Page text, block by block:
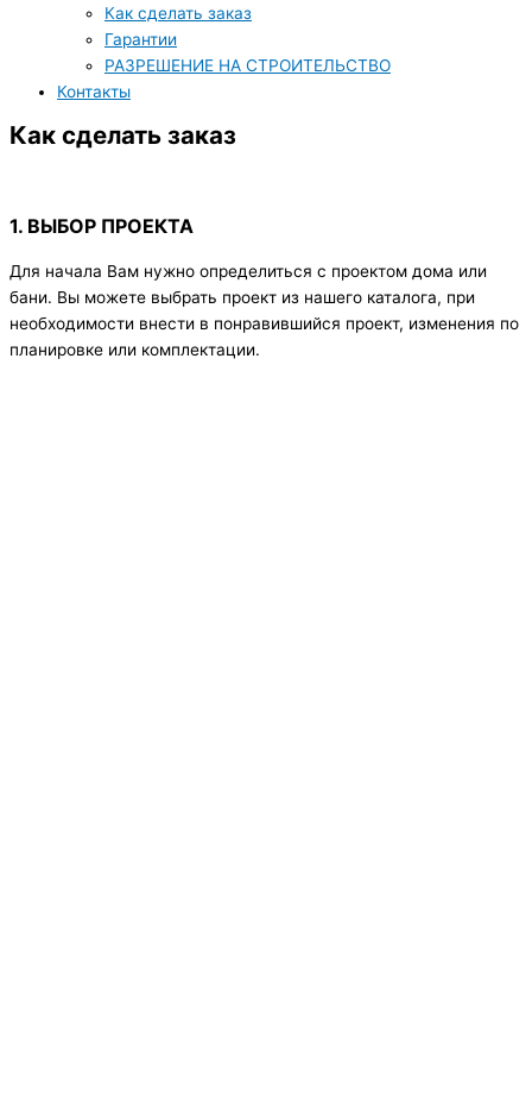
Как сделать заказ
Гарантии
РАЗРЕШЕНИЕ НА СТРОИТЕЛЬСТВО
Контакты
Как сделать заказ
1. ВЫБОР ПРОЕКТА
Для начала Вам нужно определиться с проектом дома или
бани. Вы можете выбрать проект из нашего каталога, при
необходимости внести в понравившийся проект, изменения по
планировке или комплектации.